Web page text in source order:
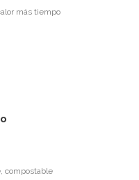
más tiempo
compostable